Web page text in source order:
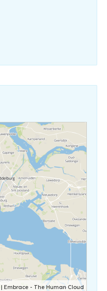
| Embrace - The Human Cloud